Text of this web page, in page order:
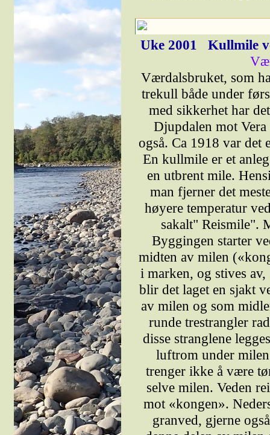
Uke 2001
Kullmile
Værdalsbruket, som
trekull både under
med sikkerhet har
Djupdalen mot
også. Ca 1918 var det
En kullmile er et
en utbrent mile.
man fjerner det
høyere temperatur
sakalt" Reismile".
Byggingen starter
midten av milen
i marken, og stives
blir det laget en sjakt
av milen og som
runde trestrangler
disse stranglene
luftrom under
trenger ikke å være
selve milen. Veden
mot «kongen».
granved, gjerne